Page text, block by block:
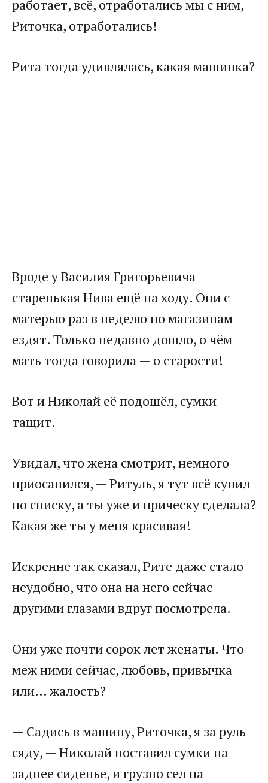
работает, всё, отработались мы с ним,
Риточка, отработались!
Рита тогда удивлялась, какая машинка?
Вроде у Василия Григорьевича
старенькая Нива ещё на ходу. Они с
матерью раз в неделю по магазинам
ездят. Только недавно дошло, о чём
мать тогда говорила — о старости!
Вот и Николай её подошёл, сумки
тащит.
Увидал, что жена смотрит, немного
приосанился, — Ритуль, я тут всё купил
по списку, а ты уже и прическу сделала?
Какая же ты у меня красивая!
Искренне так сказал, Рите даже стало
неудобно, что она на него сейчас
другими глазами вдруг посмотрела.
Они уже почти сорок лет женаты. Что
меж ними сейчас, любовь, привычка
или… жалость?
— Садись в машину, Риточка, я за руль
сяду, — Николай поставил сумки на
заднее сиденье, и грузно сел на